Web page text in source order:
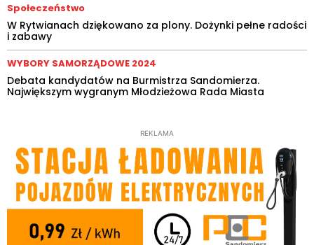
Społeczeństwo
W Rytwianach dziękowano za plony. Dożynki pełne radości
i zabawy
WYBORY SAMORZĄDOWE 2024
Debata kandydatów na Burmistrza Sandomierza.
Największym wygranym Młodzieżowa Rada Miasta
REKLAMA